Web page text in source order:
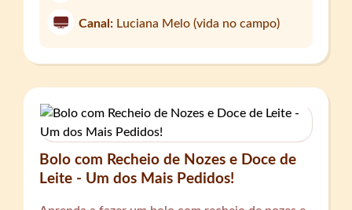
Canal: Luciana Melo (vida no campo)
Bolo com Recheio de Nozes e Doce de
Leite - Um dos Mais Pedidos!